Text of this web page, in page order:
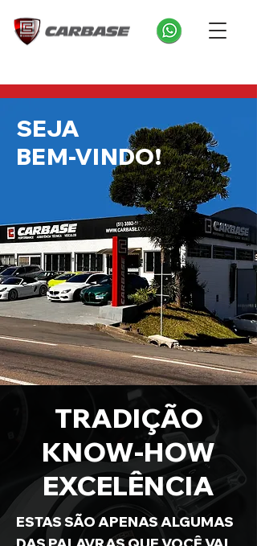
SEJA
BEM-VINDO!
TRADIÇÃO
KNOW-HOW
EXCELÊNCIA
ESTAS SÃO APENAS ALGUMAS